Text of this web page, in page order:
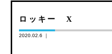
ロッキー X
2020.02.6 ｜